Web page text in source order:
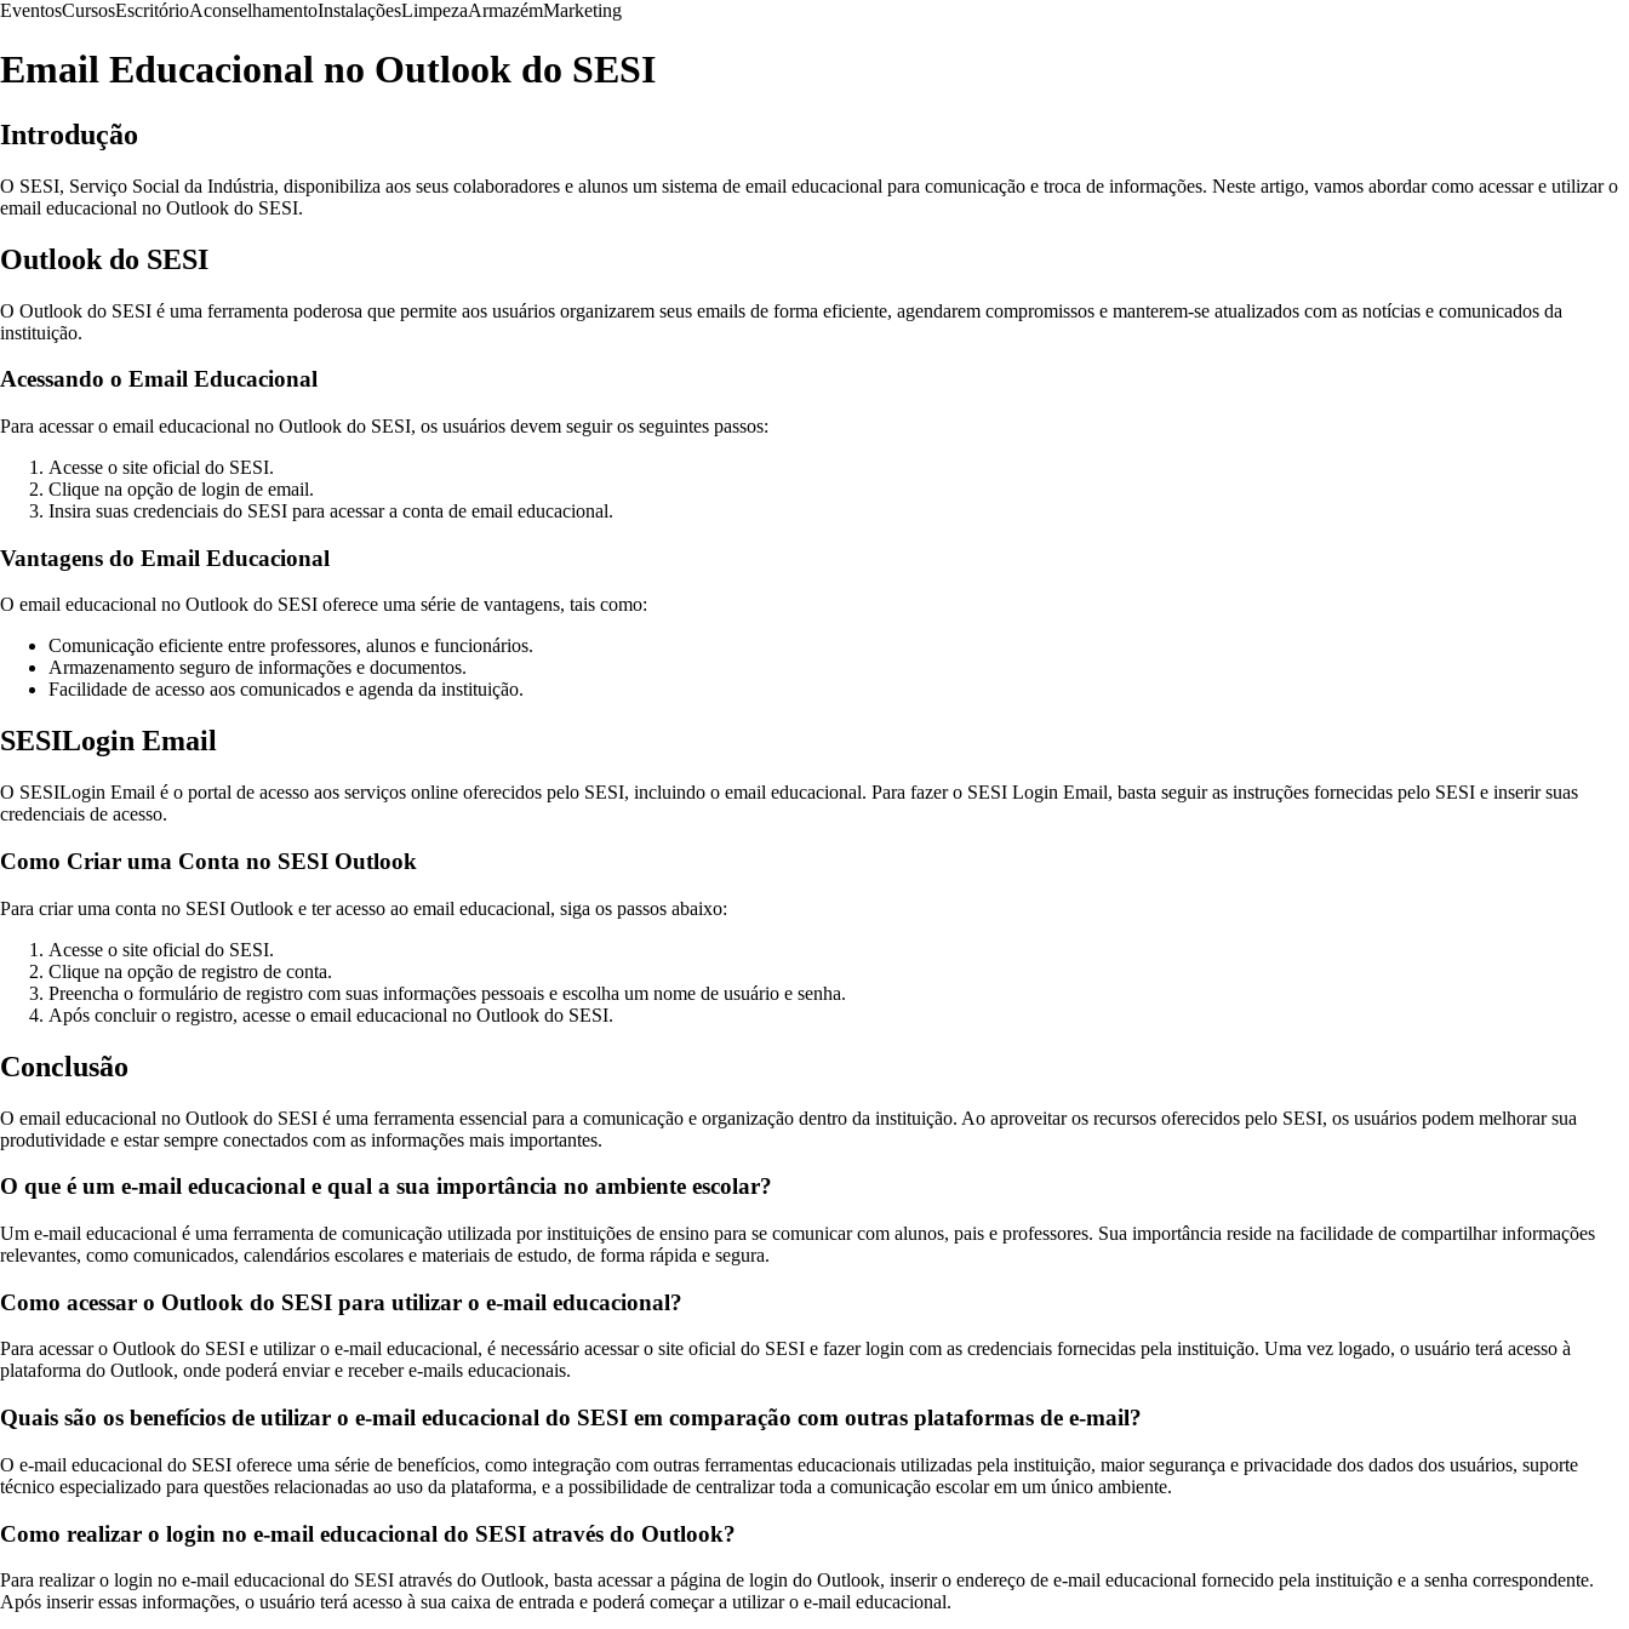
EventosCursosEscritórioAconselhamentoInstalaçõesLimpezaArmazémMarketing
Email Educacional no Outlook do SESI
Introdução
O SESI, Serviço Social da Indústria, disponibiliza aos seus colaboradores e alunos um sistema de email educacional para comunicação e troca de informações. Neste artigo, vamos abordar como acessar e utilizar o
email educacional no Outlook do SESI.
Outlook do SESI
O Outlook do SESI é uma ferramenta poderosa que permite aos usuários organizarem seus emails de forma eficiente, agendarem compromissos e manterem-se atualizados com as notícias e comunicados da
instituição.
Acessando o Email Educacional
Para acessar o email educacional no Outlook do SESI, os usuários devem seguir os seguintes passos:
Acesse o site oficial do SESI.
Clique na opção de login de email.
Insira suas credenciais do SESI para acessar a conta de email educacional.
Vantagens do Email Educacional
O email educacional no Outlook do SESI oferece uma série de vantagens, tais como:
Comunicação eficiente entre professores, alunos e funcionários.
Armazenamento seguro de informações e documentos.
Facilidade de acesso aos comunicados e agenda da instituição.
SESILogin Email
O SESILogin Email é o portal de acesso aos serviços online oferecidos pelo SESI, incluindo o email educacional. Para fazer o SESI Login Email, basta seguir as instruções fornecidas pelo SESI e inserir suas
credenciais de acesso.
Como Criar uma Conta no SESI Outlook
Para criar uma conta no SESI Outlook e ter acesso ao email educacional, siga os passos abaixo:
Acesse o site oficial do SESI.
Clique na opção de registro de conta.
Preencha o formulário de registro com suas informações pessoais e escolha um nome de usuário e senha.
Após concluir o registro, acesse o email educacional no Outlook do SESI.
Conclusão
O email educacional no Outlook do SESI é uma ferramenta essencial para a comunicação e organização dentro da instituição. Ao aproveitar os recursos oferecidos pelo SESI, os usuários podem melhorar sua
produtividade e estar sempre conectados com as informações mais importantes.
O que é um e-mail educacional e qual a sua importância no ambiente escolar?
Um e-mail educacional é uma ferramenta de comunicação utilizada por instituições de ensino para se comunicar com alunos, pais e professores. Sua importância reside na facilidade de compartilhar informações
relevantes, como comunicados, calendários escolares e materiais de estudo, de forma rápida e segura.
Como acessar o Outlook do SESI para utilizar o e-mail educacional?
Para acessar o Outlook do SESI e utilizar o e-mail educacional, é necessário acessar o site oficial do SESI e fazer login com as credenciais fornecidas pela instituição. Uma vez logado, o usuário terá acesso à
plataforma do Outlook, onde poderá enviar e receber e-mails educacionais.
Quais são os benefícios de utilizar o e-mail educacional do SESI em comparação com outras plataformas de e-mail?
O e-mail educacional do SESI oferece uma série de benefícios, como integração com outras ferramentas educacionais utilizadas pela instituição, maior segurança e privacidade dos dados dos usuários, suporte
técnico especializado para questões relacionadas ao uso da plataforma, e a possibilidade de centralizar toda a comunicação escolar em um único ambiente.
Como realizar o login no e-mail educacional do SESI através do Outlook?
Para realizar o login no e-mail educacional do SESI através do Outlook, basta acessar a página de login do Outlook, inserir o endereço de e-mail educacional fornecido pela instituição e a senha correspondente.
Após inserir essas informações, o usuário terá acesso à sua caixa de entrada e poderá começar a utilizar o e-mail educacional.